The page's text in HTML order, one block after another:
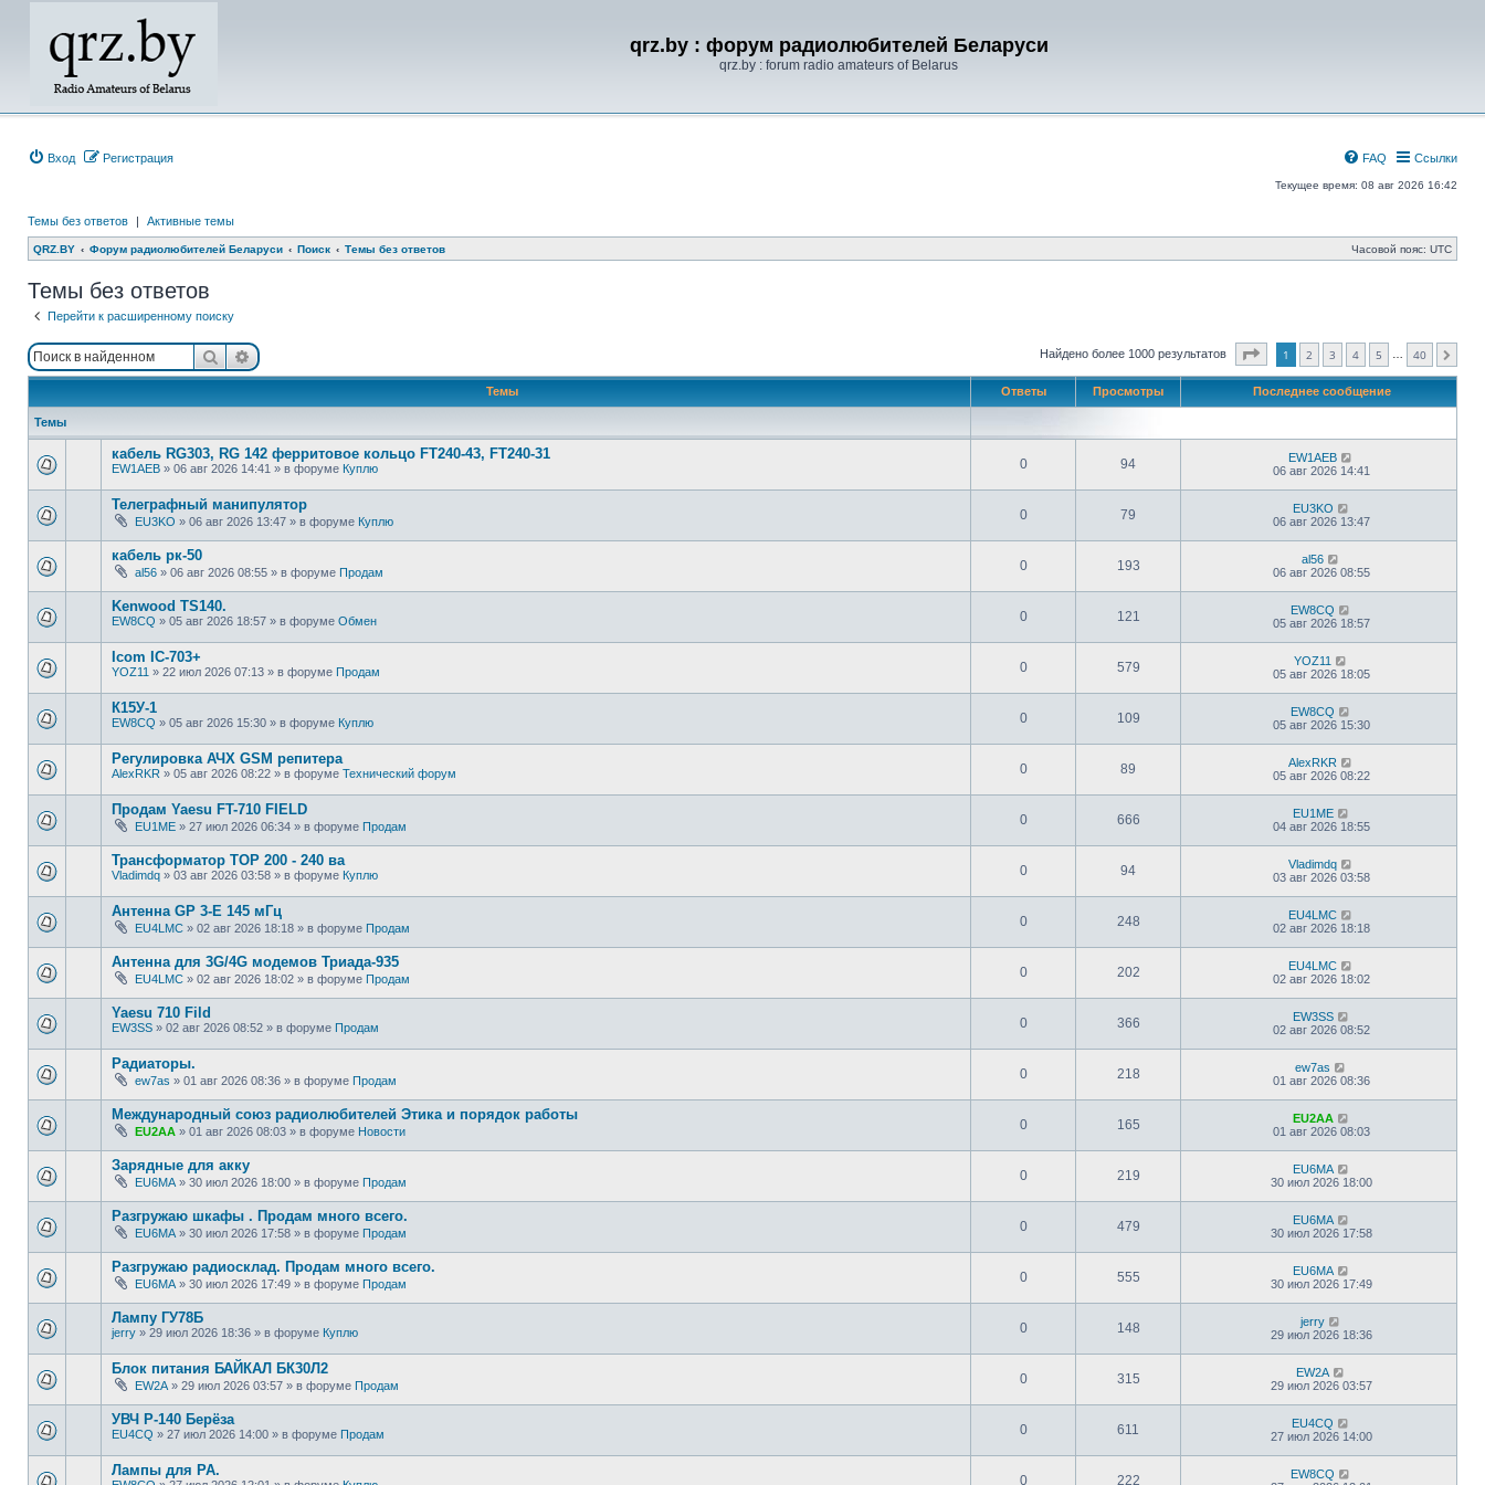
qrz.by : форум радиолюбителей Беларуси
qrz.by : forum radio amateurs of Belarus
Вход Регистрация Ссылки
FAQ
Текущее время: 08 авг 2026 16:42
Темы без ответов | Активные темы
QRZ.BY Форум радиолюбителей Беларуси Поиск Темы без ответов Часовой пояс: UTC
Темы без ответов
Перейти к расширенному поиску
ПоискРасширенный поиск Найдено более 1000 результатов Страница из40
1 2 3 4 5 40
Темы Ответы Просмотры Последнее сообщение
Темы
кабель RG303, RG 142 ферритовое кольцо FT240-43, FT240-31
EW1AEB » 06 авг 2026 14:41 » в форуме Куплю 0 94
EW1AEB
06 авг 2026 14:41
Телеграфный манипулятор
EU3KO » 06 авг 2026 13:47 » в форуме Куплю 0 79
EU3KO
06 авг 2026 13:47
кабель рк-50
al56 » 06 авг 2026 08:55 » в форуме Продам 0 193
al56
06 авг 2026 08:55
Kenwood TS140.
EW8CQ » 05 авг 2026 18:57 » в форуме Обмен 0 121
EW8CQ
05 авг 2026 18:57
Icom IC-703+
YOZ11 » 22 июл 2026 07:13 » в форуме Продам 0 579
YOZ11
05 авг 2026 18:05
К15У-1
EW8CQ » 05 авг 2026 15:30 » в форуме Куплю 0 109
EW8CQ
05 авг 2026 15:30
Регулировка АЧХ GSM репитера
AlexRKR » 05 авг 2026 08:22 » в форуме Технический форум 0 89
AlexRKR
05 авг 2026 08:22
Продам Yaesu FT-710 FIELD
EU1ME » 27 июл 2026 06:34 » в форуме Продам 0 666
EU1ME
04 авг 2026 18:55
Трансформатор ТОР 200 - 240 ва
Vladimdq » 03 авг 2026 03:58 » в форуме Куплю 0 94
Vladimdq
03 авг 2026 03:58
Антенна GP 3-E 145 мГц
EU4LMC » 02 авг 2026 18:18 » в форуме Продам 0 248
EU4LMC
02 авг 2026 18:18
Антенна для 3G/4G модемов Триада-935
EU4LMC » 02 авг 2026 18:02 » в форуме Продам 0 202
EU4LMC
02 авг 2026 18:02
Yaesu 710 Fild
EW3SS » 02 авг 2026 08:52 » в форуме Продам 0 366
EW3SS
02 авг 2026 08:52
Радиаторы.
ew7as » 01 авг 2026 08:36 » в форуме Продам 0 218
ew7as
01 авг 2026 08:36
Международный союз радиолюбителей Этика и порядок работы
EU2AA » 01 авг 2026 08:03 » в форуме Новости 0 165
EU2AA
01 авг 2026 08:03
Зарядные для акку
EU6MA » 30 июл 2026 18:00 » в форуме Продам 0 219
EU6MA
30 июл 2026 18:00
Разгружаю шкафы . Продам много всего.
EU6MA » 30 июл 2026 17:58 » в форуме Продам 0 479
EU6MA
30 июл 2026 17:58
Разгружаю радиосклад. Продам много всего.
EU6MA » 30 июл 2026 17:49 » в форуме Продам 0 555
EU6MA
30 июл 2026 17:49
Лампу ГУ78Б
jerry » 29 июл 2026 18:36 » в форуме Куплю 0 148
jerry
29 июл 2026 18:36
Блок питания БАЙКАЛ БК30Л2
EW2A » 29 июл 2026 03:57 » в форуме Продам 0 315
EW2A
29 июл 2026 03:57
УВЧ Р-140 Берёза
EU4CQ » 27 июл 2026 14:00 » в форуме Продам 0 611
EU4CQ
27 июл 2026 14:00
Лампы для РА.
0 222
EW8CQ